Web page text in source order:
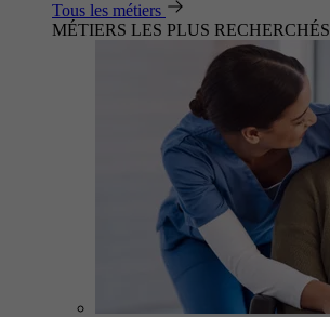
Tous les métiers
MÉTIERS LES PLUS RECHERCHÉS